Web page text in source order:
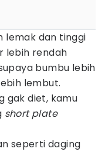
lemak dan tinggi
lebih rendah
bumbu lebih
lembut.
gak diet, kamu
short plate
seperti daging